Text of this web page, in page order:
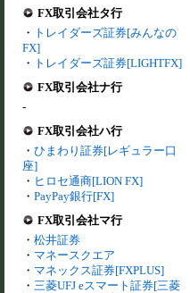
FX取引会社タ行
・ トレイダーズ証券[みんなの
FX]
・ トレイダーズ証券[LIGHTFX]
FX取引会社ナ行
-
FX取引会社ハ行
・ ひまわり証券[レギュラー口
座]
・ ヒロセ通商[LION FX]
・ PayPay銀行[FX]
FX取引会社マ行
・ 松井証券
・ マネースクエア
・ マネックス証券[FXPLUS]
・ 三菱UFJ eスマート証券[三菱